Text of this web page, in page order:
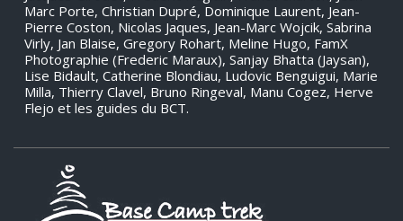
Marc Porte, Christian Dupré, Dominique Laurent, Jean-
Pierre Coston, Nicolas Jaques, Jean-Marc Wojcik, Sabrina
Virly, Jan Blaise, Gregory Rohart, Meline Hugo, FamX
Photographie (Frederic Maraux), Sanjay Bhatta (Jaysan),
Lise Bidault, Catherine Blondiau, Ludovic Benguigui, Marie
Milla, Thierry Clavel, Bruno Ringeval, Manu Cogez, Herve
Flejo et les guides du BCT.